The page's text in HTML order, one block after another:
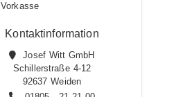
Vorkasse
Kontaktinformation
Josef Witt GmbH
Schillerstraße 4-12
92637 Weiden